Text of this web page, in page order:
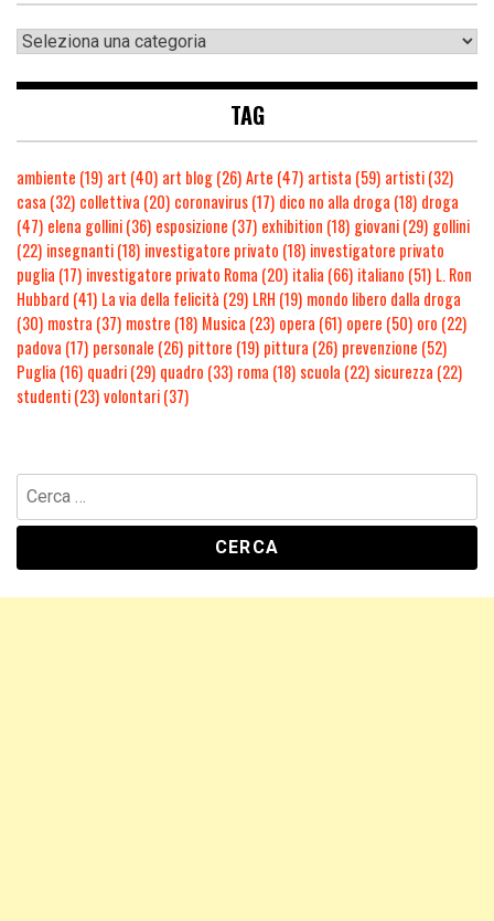
TAG
ambiente (19) art (40) art blog(26)Arte (47) artista (59) artisti(32)
casa (32) collettiva (20) coronavirus(17) dico no alla droga (18) droga
(47) elena gollini(36) esposizione (37) exhibition (18) giovani(29) gollini
(22) insegnanti(18) investigatore privato (18) investigatore privato
puglia (17) investigatore privato Roma (20) italia (66) italiano (51) L. Ron
Hubbard (41) La via della felicità (29) LRH (19) mondo libero dalla droga
(30) mostra (37) mostre (18) Musica (23) opera (61) opere (50) oro (22)
padova (17) personale (26) pittore (19) pittura (26) prevenzione (52)
Puglia (16) quadri(29) quadro (33) roma (18) scuola (22) sicurezza (22)
studenti(23)volontari(37)